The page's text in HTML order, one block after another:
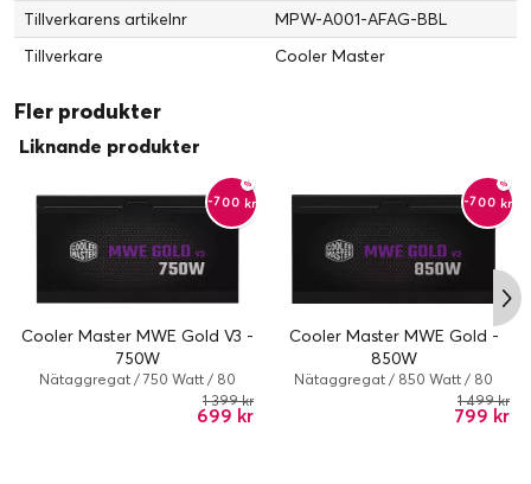
Gold 1000 uppfyller alla specifikationer och stöder PCIe
Gen 5.1 för stabil nästa generations prestanda med RTX 50
*All prestandastatistik bekräftad i tester vid
omgivningstemperatur på 25 °C.
Tillverkarens artikelnr
MPW-A001-AFAG-BBL
Tillverkare
Cooler Master
Fler produkter
Liknande produkter
-700 kr
Cooler Master MWE Gold V3 -
750W
Nätaggregat / 750 Watt / 80
PLUS Gold / 16 cm / Svart
699 kr
1 399 kr
-700 kr
Cooler Master MWE Gold -
850W
Nätaggregat / 850 Watt / 80
PLUS Gold / 16 cm / Svart
799 kr
1 499 kr